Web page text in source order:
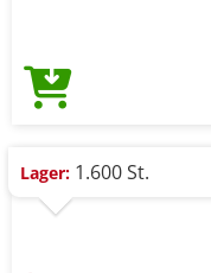
Lager: 1.600 St.